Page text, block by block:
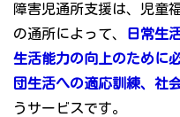
障害児通所支援は、児童
の通所によって、
日常生
生活能力の向上のために
団生活への適応訓練、社
うサービスです。